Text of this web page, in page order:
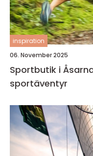
inspiration
06. November 2025
Sportbutik i
sportäventyr